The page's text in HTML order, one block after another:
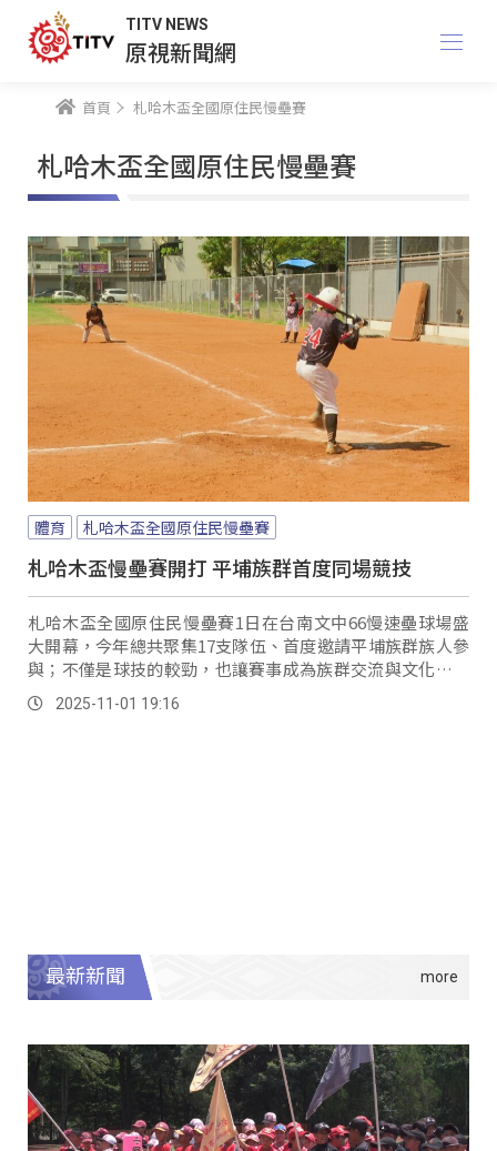
TITV NEWS
原視新聞網
首頁 札哈木盃全國原住民慢壘賽
札哈木盃全國原住民慢壘賽
體育 札哈木盃全國原住民慢壘賽
札哈木盃慢壘賽開打 平埔族群首度同場競技
札哈木盃全國原住民慢壘賽1日在台南文中66慢速壘球場盛
大開幕，今年總共聚集17支隊伍、首度邀請平埔族群族人參
與；不僅是球技的較勁，也讓賽事成為族群交流與文化認同
的重要舞臺。
2025-11-01 19:16
最新新聞